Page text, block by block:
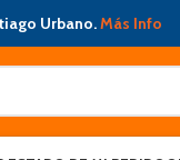
Urbano.Más Info